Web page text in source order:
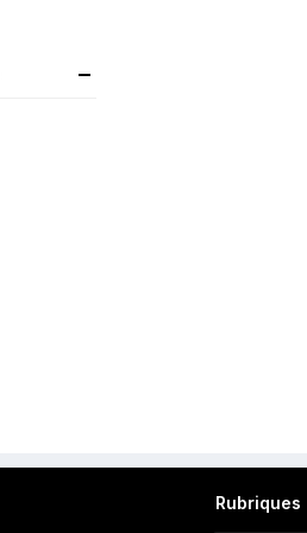
Rubriques